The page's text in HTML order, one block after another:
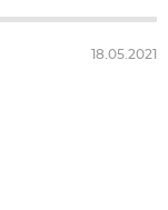
18.05.2021